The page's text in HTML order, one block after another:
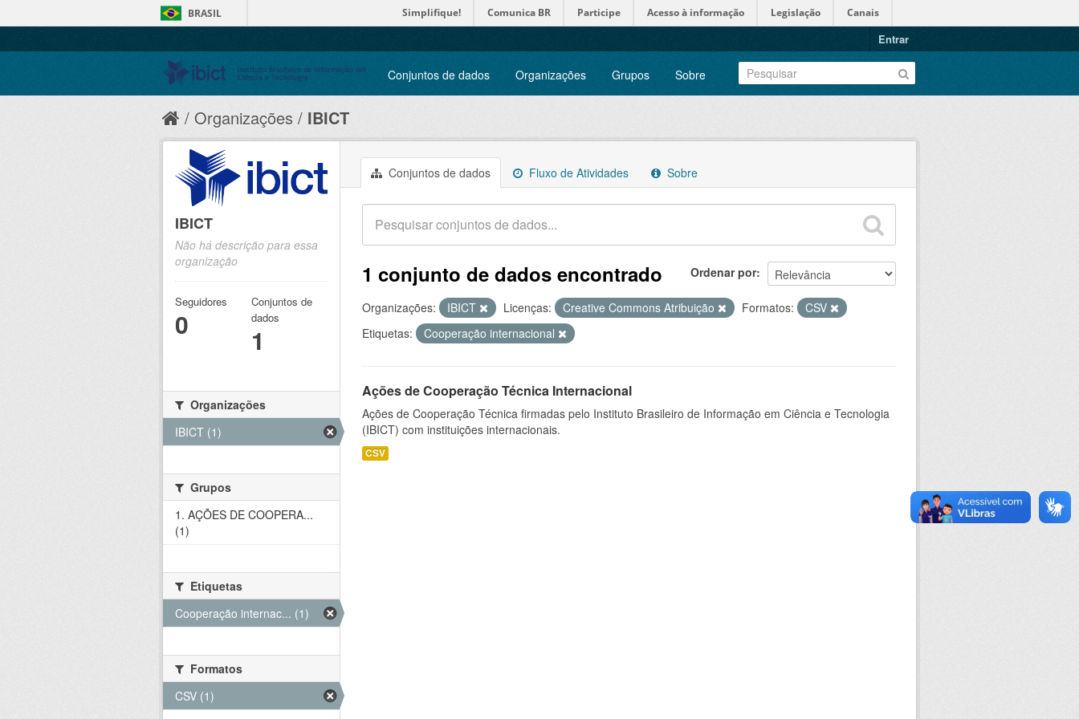
BRASIL Simplifique! Comunica BR Participe Acesso à informação Legislação Canais
Entrar
Conjuntos de dados Organizações Grupos Sobre
Organizações IBICT
Conjuntos de dados Fluxo de Atividades Sobre
Ordenar por
1 conjunto de dados encontrado
Organizações: IBICT Licenças: Creative Commons Atribuição Formatos:
CSV
Etiquetas:
Cooperação internacional
Ações de Cooperação Técnica Internacional
Ações de Cooperação Técnica firmadas pelo Instituto Brasileiro de Informação em Ciência e Tecnologia
(IBICT) com instituições internacionais.
CSV
IBICT
Não há descrição para essa
organização
Seguidores
0
Conjuntos de
dados
1
Organizações
IBICT (1)
Grupos
1. AÇÕES DE COOPERA...
(1)
Etiquetas
Cooperação internac... (1)
Formatos
CSV (1)